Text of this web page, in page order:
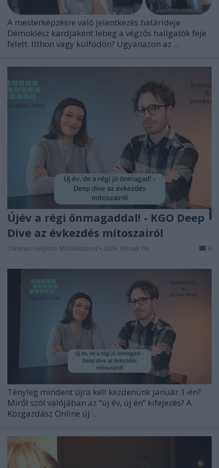
A mesterképzésre való jelentkezés határideje
Démoklész kardjaként lebeg a végzős hallgatók feje
felett. Itthon vagy külfödön? Ugyanazon az ...
Újév a régi önmagaddal! - KGO Deep
Dive az évkezdés mítoszairól
Corvinus Hallgatói Médiaközpont • 2026. február 04. 0
Tényleg mindent újra kell kezdenünk január 1-én?
Miről szól valójában az “új év, új én” kifejezés? A
Közgazdász Online új ...